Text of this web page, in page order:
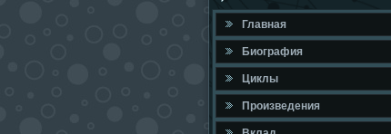
Главная
Биография
Циклы
Произведения